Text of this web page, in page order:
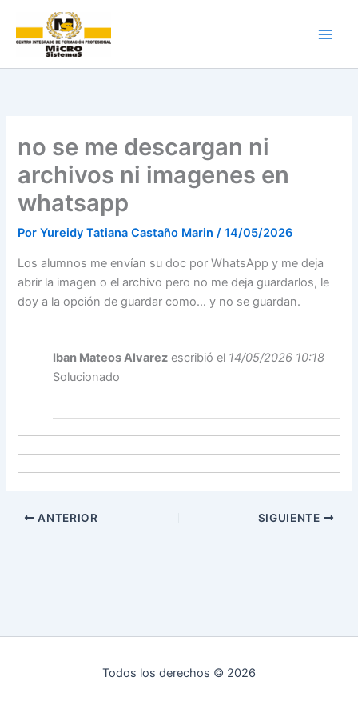
contenido
no se me descargan ni
archivos ni imagenes en
whatsapp
PorYureidy Tatiana Castaño Marin/14/05/2026
Los alumnos me envían su doc por WhatsApp y me deja
abrir la imagen o el archivo pero no me deja guardarlos, le
doy a la opción de guardar como… y no se guardan.
Iban Mateos Alvarez escribió el 14/05/2026 10:18
Solucionado
ANTERIOR SIGUIENTE
Todos los derechos © 2026